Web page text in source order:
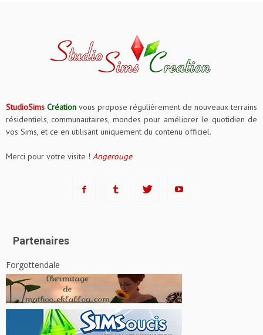
StudioSims Création vous propose régulièrement de nouveaux terrains
résidentiels, communautaires, mondes pour améliorer le quotidien de
vos Sims, et ce en utilisant uniquement du contenu officiel.
Merci pour votre visite ! Angerouge
Partenaires
Forgottendale